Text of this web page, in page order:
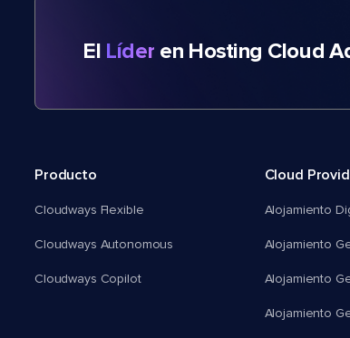
El Líder en Hosting Cloud
Producto
Cloudways Flexible
Cloudways Autonomous
Cloudways Copilot
Cloud
Alojamiento
Alojamiento
Alojamiento
Alojamiento